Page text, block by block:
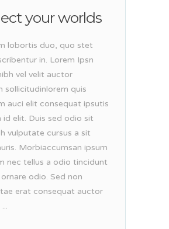
your worlds
lobortis duo, quo stet
in. Lorem Ipsn
vel velit auctor
sollicitudinlorem quis
auci elit consequat ipsutis
id elit. Duis sed odio sit
vulputate cursus a sit
Morbiaccumsan ipsum
nec tellus a odio tincidunt
odio. Sed non
erat consequat auctor